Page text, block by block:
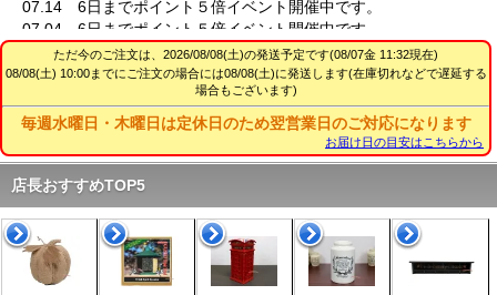
07.14 6日までポイント５倍イベント開催中です。
07.04 6日までポイント５倍イベント開催中です。
06.26 26日までポイント５倍イベント開催中です。
06.14 16日までポイント５倍イベント開催中です。
ラガディ・ケアベアグッズ、アップしました
06.04 6日までポイント５倍イベント開催中です。
ラガディSNOWDENレアグッズ、アップしました
06.01 2日は台風6号の影響のため出荷停止いたします
05.24 26日までポイント５倍イベント開催中です。
05.22ラガディアンなど希少雑貨、アップしました
05.19
ラガディレアグッズ、アップしました
05.16
ラガディ希少ドール、アップしました
05.14 16日までポイント５倍イベント開催中です。
ただ今のご注文は、 2026/08/08(土)の発送予定です(08/07金 11:32現在)
08/08(土) 10:00までにご注文の場合には08/08(土)に発送します(在庫切れなどで遅延する
場合もございます)
毎週水曜日・木曜日は定休日のため翌営業日のご対応になります
お届け日の目安はこちらから
店長おすすめTOP5